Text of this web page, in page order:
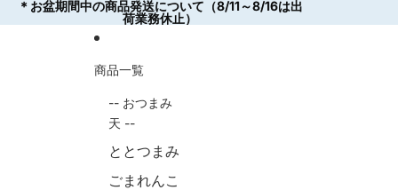
＊お盆期間中の商品発送について（8/11～8/16は出
荷業務休止）
＊お盆期間中の商品発送について（8/11～8/16は出
荷業務休止）
商品一覧
-- おつまみ
天 --
ととつまみ
ごまれんこ